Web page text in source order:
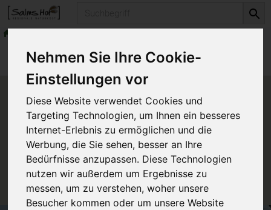
Nehmen Sie Ihre Cookie-
Einstellungen vor
Diese Website verwendet Cookies und
Targeting Technologien, um Ihnen ein besseres
Internet-Erlebnis zu ermöglichen und die
Werbung, die Sie sehen, besser an Ihre
Bedürfnisse anzupassen. Diese Technologien
nutzen wir außerdem um Ergebnisse zu
messen, um zu verstehen, woher unsere
Besucher kommen oder um unsere Website
Produkte Vorratskammer
Würzen
Gewürze & Kräuter
Produkt "Thymian" nicht
verfügbar.
Das von Ihnen gesuchte Produkt ist leider zur Zeit
nicht verfügbar.